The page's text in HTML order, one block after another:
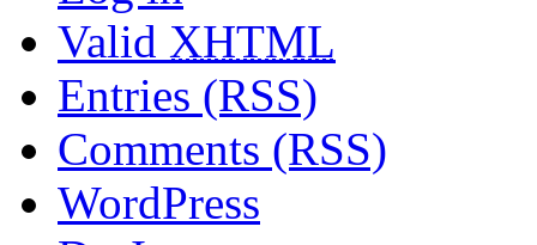
Valid XHTML
Entries (RSS)
Comments (RSS)
WordPress